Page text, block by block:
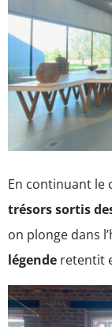
En continuant le
trésors sortis
on plonge dans
légende retentit